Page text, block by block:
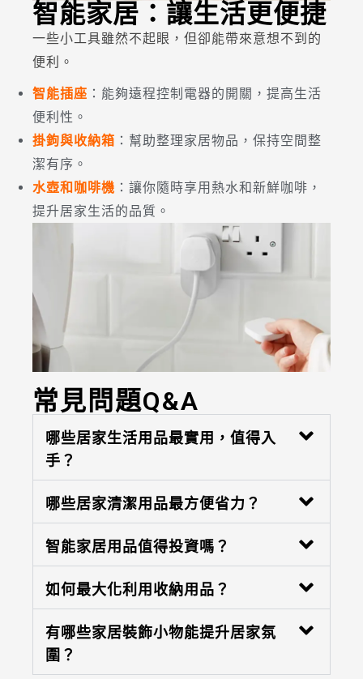
智能家居：讓生活更便捷
一些小工具雖然不起眼，但卻能帶來意想不到的
便利。
智能插座 ：能夠遠程控制電器的開關，提高生活
便利性。
掛鉤與收納箱 ：幫助整理家居物品，保持空間整
潔有序。
水壺和咖啡機 ：讓你隨時享用熱水和新鮮咖啡，
提升居家生活的品質。
常見問題Q&A
哪些居家生活用品最實用，值得入
手？
哪些居家清潔用品最方便省力？
智能家居用品值得投資嗎？
如何最大化利用收納用品？
有哪些家居裝飾小物能提升居家氛
圍？